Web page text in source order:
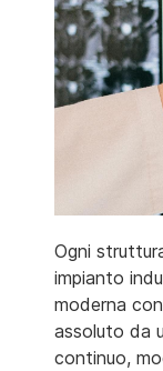
Ogni
impianto
moderna
assoluto da
continuo,